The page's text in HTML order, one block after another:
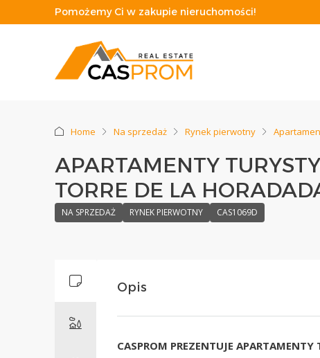
Pomożemy Ci w zakupie nieruchomości!
Home Na sprzedaż Rynek pierwotny
APARTAMENTY
TORRE DE LA
NA SPRZEDAŻ RYNEK PIERWOTNY CAS1069D
Opis
CASPROM PREZENTUJE